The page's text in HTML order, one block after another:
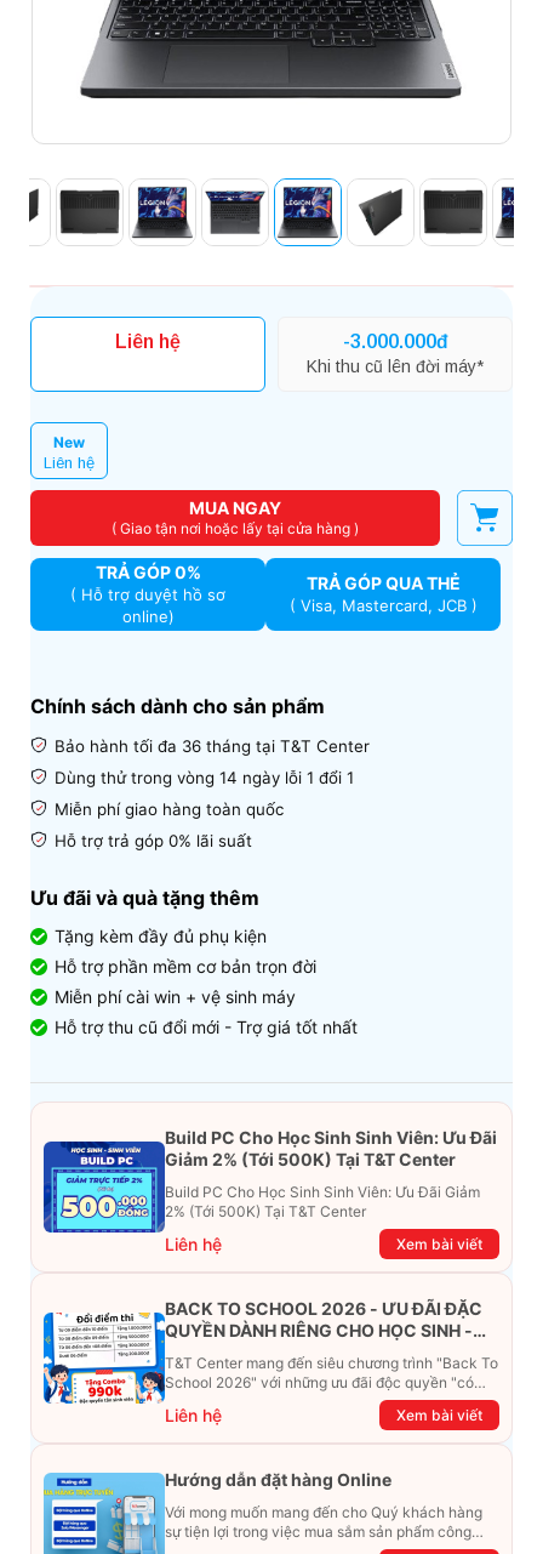
Liên hệ -3.000.000đ
Khi thu cũ lên đời máy*
New
Liên hệ
MUA NGAY
( Giao tận nơi hoặc lấy tại cửa hàng )
TRẢ GÓP 0%
( Hỗ trợ duyệt hồ sơ
online)
TRẢ GÓP QUA THẺ
( Visa, Mastercard, JCB )
Chính sách dành cho sản phẩm
Bảo hành tối đa 36 tháng tại T&T Center
Dùng thử trong vòng 14 ngày lỗi 1 đổi 1
Miễn phí giao hàng toàn quốc
Hỗ trợ trả góp 0% lãi suất
Ưu đãi và quà tặng thêm
Tặng kèm đầy đủ phụ kiện
Hỗ trợ phần mềm cơ bản trọn đời
Miễn phí cài win + vệ sinh máy
Hỗ trợ thu cũ đổi mới - Trợ giá tốt nhất
Build PC Cho Học Sinh Sinh Viên: Ưu Đãi
Giảm 2% (Tới 500K) Tại T&T Center
Build PC Cho Học Sinh Sinh Viên: Ưu Đãi Giảm
2% (Tới 500K) Tại T&T Center
Liên hệ Xem bài viết
BACK TO SCHOOL 2026 - ƯU ĐÃI ĐẶC
QUYỀN DÀNH RIÊNG CHO HỌC SINH -
T&T Center mang đến siêu chương trình "Back To
School 2026" với những ưu đãi độc quyền "có
một không hai". Đừng để chiếc ví phải "ét-ô-ét",
cùng khám phá ngay ưu đãi siêu khủng dưới đây
nhé!
Liên hệ Xem bài viết
Hướng dẫn đặt hàng Online
Với mong muốn mang đến cho Quý khách hàng
sự tiện lợi trong việc mua sắm sản phẩm công